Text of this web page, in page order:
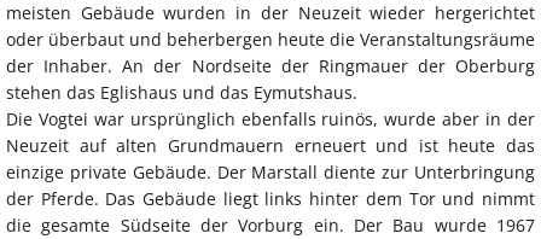
meisten Gebäude wurden in der Neuzeit wieder hergerichtet
oder überbaut und beherbergen heute die Veranstaltungsräume
der Inhaber. An der Nordseite der Ringmauer der Oberburg
stehen das Eglishaus und das Eymutshaus.
Die Vogtei war ursprünglich ebenfalls ruinös, wurde aber in der
Neuzeit auf alten Grundmauern erneuert und ist heute das
einzige private Gebäude. Der Marstall diente zur Unterbringung
der Pferde. Das Gebäude liegt links hinter dem Tor und nimmt
die gesamte Südseite der Vorburg ein. Der Bau wurde 1967